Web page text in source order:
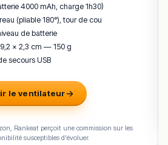
4000 mAh, charge 1h30)
(pliable 180°), tour de cou
de batterie
× 2,3 cm — 150 g
secours USB
le ventilateur
Rankeat perçoit une commission sur les
susceptibles d'évoluer.